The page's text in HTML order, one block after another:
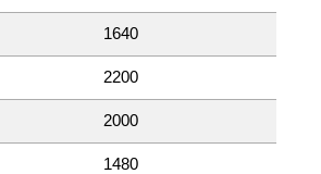
1640
2200
2000
1480